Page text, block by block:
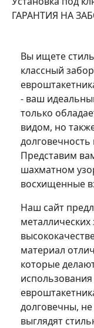
ГАРАНТИЯ НА
Вы ищете
классный
- ваш
только
видом, но
долговечность
Представим
шахматном
восхищенные
Наш сайт
материал
которые
долговечны,
выглядят